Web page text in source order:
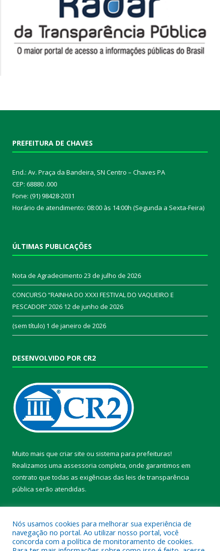
PREFEITURA DE CHAVES
End.: Av. Praça da Bandeira, SN Centro – Chaves PA
CEP: 68880 .000
Fone: (91) 98428-2031
Horário de atendimento: 08:00 às 14:00h (Segunda a Sexta-Feira)
ÚLTIMAS PUBLICAÇÕES
Nota de Agradecimento 23 de julho de 2026
CONCURSO “RAINHA DO XXXI FESTIVAL DO VAQUEIRO E
PESCADOR” 2026 12 de junho de 2026
(sem título) 1 de janeiro de 2026
DESENVOLVIDO POR CR2
Muito mais que criar site ou sistema para prefeituras!
Realizamos uma assessoria completa, onde garantimos em
contrato que todas as exigências das leis de transparência
pública serão atendidas.
Nós usamos cookies para melhorar sua experiência de
navegação no portal. Ao utilizar nosso portal, você
concorda com a política de monitoramento de cookies.